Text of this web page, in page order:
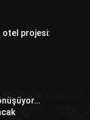
otel projesi: